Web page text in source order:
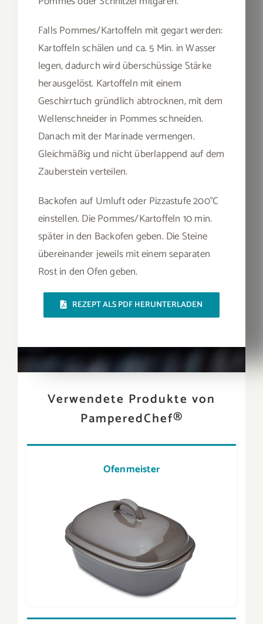
Falls Pommes/Kartoffeln mit gegart werden:
Kartoffeln schälen und ca. 5 Min. in Wasser
legen, dadurch wird überschüssige Stärke
herausgelöst. Kartoffeln mit einem
Geschirrtuch gründlich abtrocknen, mit dem
Wellenschneider in Pommes schneiden.
Danach mit der Marinade vermengen.
Gleichmäßig und nicht überlappend auf dem
Zauberstein verteilen.
Backofen auf Umluft oder Pizzastufe 200°C
einstellen. Die Pommes/Kartoffeln 10 min.
später in den Backofen geben. Die Steine
übereinander jeweils mit einem separaten
Rost in den Ofen geben.
REZEPT ALS PDF HERUNTERLADEN
Verwendete Produkte von
PamperedChef®
Ofenmeister